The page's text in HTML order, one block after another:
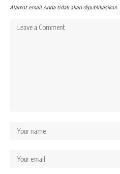
Alamat email Anda tidak akan dipublikasikan.